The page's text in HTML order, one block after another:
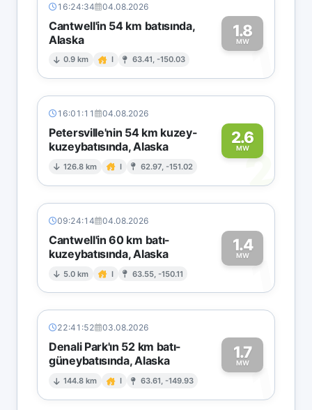
16:24:34 04.08.2026
Cantwell'in 54 km batısında,
Alaska
0.9 km I 63.41, -150.03
1.8
MW1
16:01:11 04.08.2026
Petersville'nin 54 km kuzey-
kuzeybatısında, Alaska
126.8 km I 62.97, -151.02
2.6
MW
2
09:24:14 04.08.2026
Cantwell'in 60 km batı-
kuzeybatısında, Alaska
5.0 km I 63.55, -150.11
1.4
MW1
22:41:52 03.08.2026
Denali Park'ın 52 km batı-
güneybatısında, Alaska
144.8 km I 63.61, -149.93
1.7
MW1